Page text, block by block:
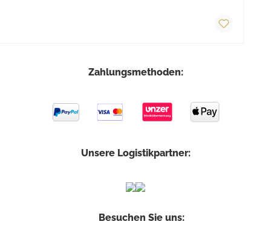
Zahlungsmethoden:
Unsere Logistikpartner:
Besuchen Sie uns: